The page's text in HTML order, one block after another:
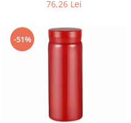
76,26 Lei
-51%